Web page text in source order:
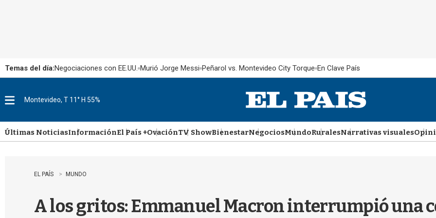
Temas del día:Negociaciones con EE.UU. Murió Jorge Messi Peñarol vs. Montevideo City Torque En Clave País
u
Montevideo, T 11° H 55%
Últimas NoticiasInformaciónEl País +OvaciónTV ShowBienestarNegociosMundoRuralesNarrativas visuales
EL PAÍS MUNDO
A los gritos: Emmanuel Macron interrumpió una